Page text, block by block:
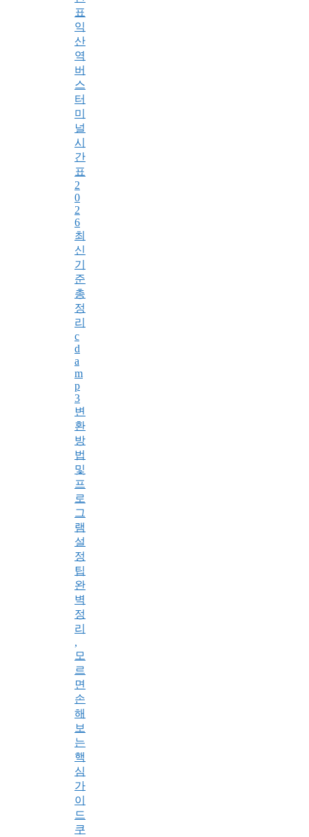
표
익
산
역
버
스
터
미
널
시
간
표
2
0
2
6
최
신
기
준
총
정
리
c
d
a
m
p
3
변
환
방
법
및
프
로
그
램
설
정
팁
완
벽
정
리
,
모
르
면
손
해
보
는
핵
심
가
이
드
쿠